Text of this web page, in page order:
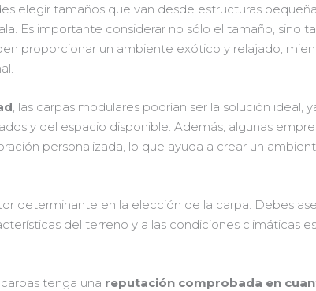
elegir tamaños que van desde estructuras
Es importante considerar no sólo el tamaño, sino
proporcionar un ambiente exótico y relajado;
, las carpas modulares podrían ser la solución ideal,
y del espacio disponible. Además, algunas
personalizada, lo que ayuda a crear un
determinante en la elección de la carpa. Debes
del terreno y a las condiciones climáticas
tenga una reputación comprobada en